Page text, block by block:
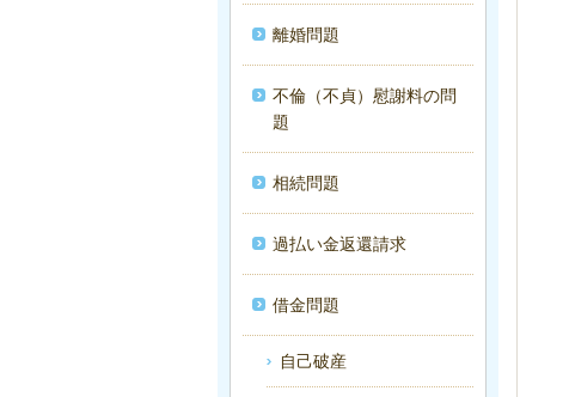
離婚問題
不倫（不貞）慰謝料の問
題
相続問題
過払い金返還請求
借金問題
自己破産